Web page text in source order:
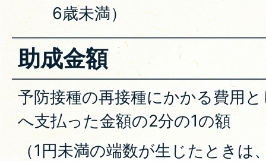
6歳未満）
助成金額
予防接種の再接種にかかる費用
へ支払った金額の2分の1の額
（1円未満の端数が生じたときは